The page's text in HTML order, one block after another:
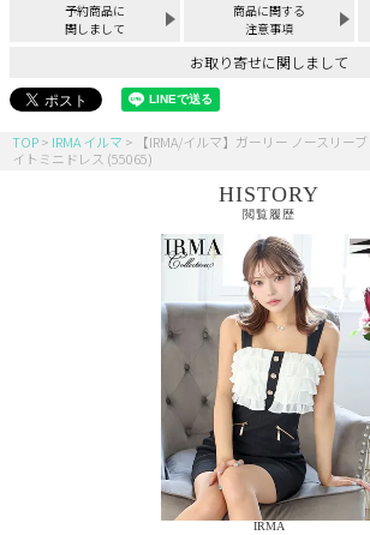
予約商品に
関しまして
商品に関する
注意事項
お取り寄せに関しまして
TOP IRMA イルマ
【IRMA/イルマ】ガーリー ノースリー
イトミニドレス (55065)
HISTORY
閲覧履歴
IRMA